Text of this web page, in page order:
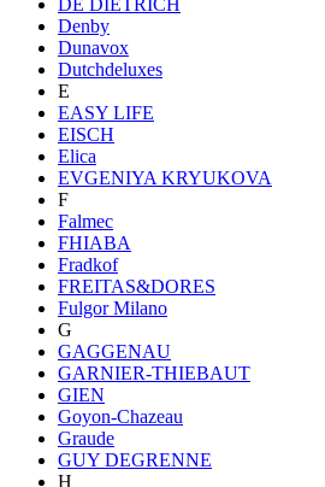
Denby
Dunavox
Dutchdeluxes
E
EASY LIFE
EISCH
Elica
EVGENIYA KRYUKOVA
F
Falmec
FHIABA
Fradkof
FREITAS&DORES
Fulgor Milano
G
GAGGENAU
GARNIER-THIEBAUT
GIEN
Goyon-Chazeau
Graude
GUY DEGRENNE
H